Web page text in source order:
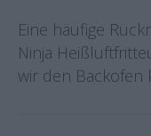
Eine häufige
Ninja
wir den Backofen